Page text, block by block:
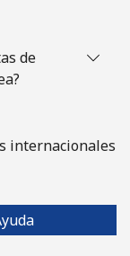
de
internacionales